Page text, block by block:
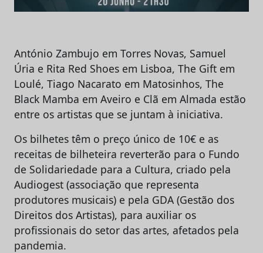
António Zambujo em Torres Novas, Samuel
Úria e Rita Red Shoes em Lisboa, The Gift em
Loulé, Tiago Nacarato em Matosinhos, The
Black Mamba em Aveiro e Clã em Almada estão
entre os artistas que se juntam à iniciativa.
Os bilhetes têm o preço único de 10€ e as
receitas de bilheteira reverterão para o Fundo
de Solidariedade para a Cultura, criado pela
Audiogest (associação que representa
produtores musicais) e pela GDA (Gestão dos
Direitos dos Artistas), para auxiliar os
profissionais do setor das artes, afetados pela
pandemia.